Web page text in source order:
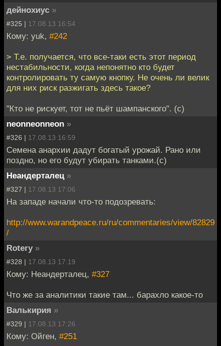
дейнохиус »
#325 | 17.08.13 16:54
Кому: yuk, #242
> Т.е. получается, что все-таки есть этот период
нестабильности, когда непонятно кто будет
контролировать ту самую кнопку. Не очень ли велик
для них риск разжигать здесь такое?
"Кто не рискует, тот не пьёт шампанского". (с)
neonneonneon »
#326 | 17.08.13 16:59
Семена анархии дадут богатый урожай. Рано или
поздно, но его будут убирать танками.(c)
Неандерталец »
#327 | 17.08.13 17:06
На западе начали что-то подозревать:
http://www.warandpeace.ru/ru/commentaries/view/82829
/
Rotery »
#328 | 17.08.13 17:19
Кому: Неандерталец, #327
Что же за аналитики такие там... барахло какое-то
Валькирия »
#329 | 17.08.13 17:26
Кому: Ойген, #251